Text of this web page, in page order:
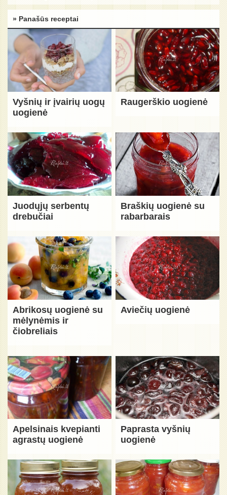
» Panašūs receptai
Vyšnių ir įvairių uogų
uogienė
Raugerškio uogienė
Juodųjų serbentų
drebučiai
Braškių uogienė su
rabarbarais
Abrikosų uogienė su
mėlynėmis ir
čiobreliais
Aviečių uogienė
Apelsinais kvepianti
agrastų uogienė
Paprasta vyšnių
uogienė